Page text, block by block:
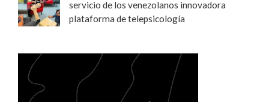
servicio de los venezolanos innovadora
plataforma de telepsicología